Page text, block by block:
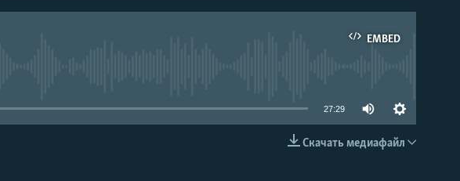
EMBED
EMBED
27:29
Скачать медиафайл